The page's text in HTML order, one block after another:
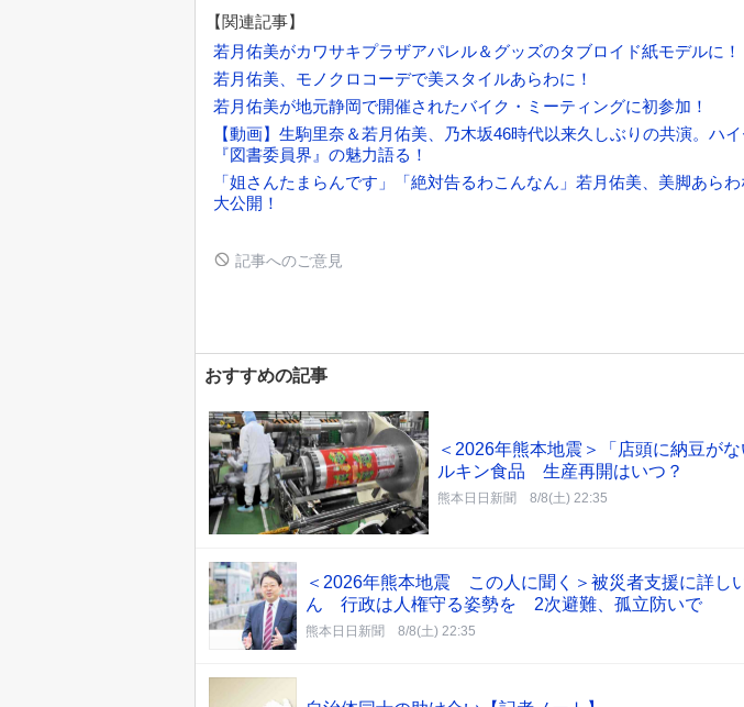
【関連記事】
若月佑美がカワサキプラザアパレル＆グッズのタブロイド紙モデルに！
若月佑美、モノクロコーデで美スタイルあらわに！
若月佑美が地元静岡で開催されたバイク・ミーティングに初参加！
【動画】生駒里奈＆若月佑美、乃木坂46時代以来久しぶりの共演。ハ
『図書委員界』の魅力語る！
「姐さんたまらんです」「絶対告るわこんなん」若月佑美、美脚あら
大公開！
記事へのご意見
おすすめの記事
＜2026年熊本地震＞「店頭に納豆が
ルキン食品 生産再開はいつ？
熊本日日新聞 8/8(土) 22:35
＜2026年熊本地震 この人に聞く＞被災者支援に詳し
ん 行政は人権守る姿勢を 2次避難、孤立防いで
熊本日日新聞 8/8(土) 22:35